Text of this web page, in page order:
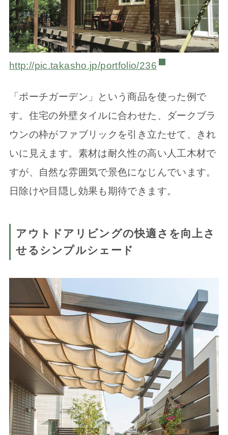
http://pic.takasho.jp/portfolio/236
「ポーチガーデン」という商品を使った例で
す。住宅の外壁タイルに合わせた、ダークブラ
ウンの枠がファブリックを引き立たせて、きれ
いに見えます。素材は耐久性の高い人工木材で
すが、自然な雰囲気で景色になじんでいます。
日除けや目隠し効果も期待できます。
アウトドアリビングの快適さを向上さ
せるシンプルシェード